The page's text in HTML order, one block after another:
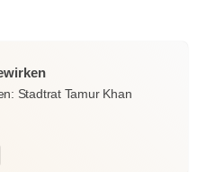
Stadtrat Tamur Khan